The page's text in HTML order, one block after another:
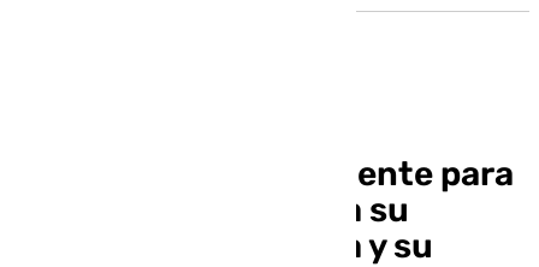
Piden prisión permanente para
el acusado de matar a su
hermana embarazada y su